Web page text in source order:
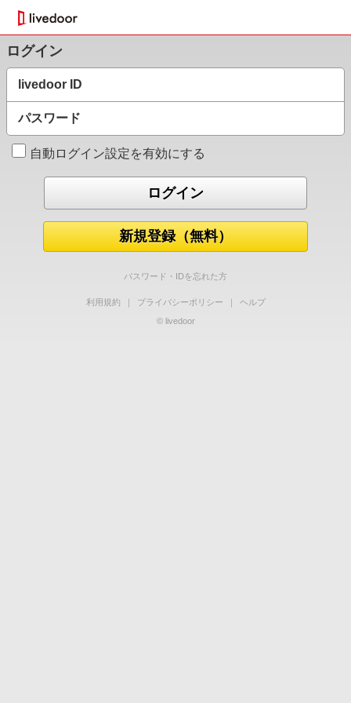
ログイン
livedoor ID
パスワード
自動ログイン設定を有効にする
新規登録（無料）
パスワード・IDを忘れた方
利用規約 ｜ プライバシーポリシー ｜
ヘルプ
© livedoor